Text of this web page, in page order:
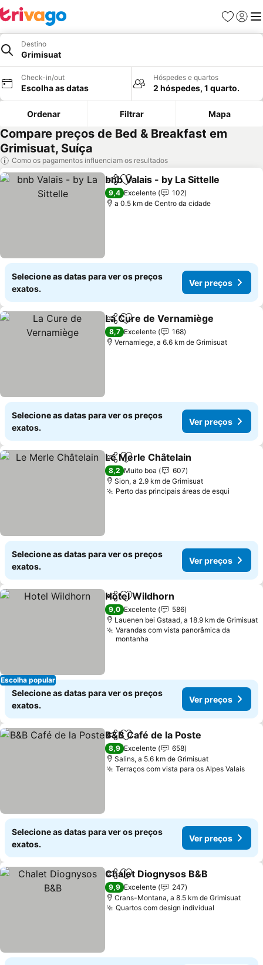
Favoritos
Iniciar
Destino
Grimisuat
Check-in/out
Escolha as datas
Hóspedes e quartos
2 hóspedes, 1 quarto.
Ordenar Filtrar Mapa
Compare preços de Bed & Breakfast em
Grimisuat, Suíça
Como os pagamentos influenciam os resultados
PartilharAdicionar aos favoritos
bnb Valais - by La Sittelle
9,4 Excelente
102
a 0.5 km de Centro da cidade
Selecione as datas para ver os preços
exatos.
Ver preços
PartilharAdicionar aos favoritos
La Cure de Vernamiège
8,7 Excelente
168
Vernamiege, a 6.6 km de Grimisuat
Selecione as datas para ver os preços
exatos.
Ver preços
PartilharAdicionar aos favoritos
Le Merle Châtelain
8,2 Muito boa
607
Sion, a 2.9 km de Grimisuat
Perto das principais áreas de esqui
Selecione as datas para ver os preços
exatos.
Ver preços
Escolha popular
PartilharAdicionar aos favoritos
Hotel Wildhorn
9,0 Excelente
586
Lauenen bei Gstaad, a 18.9 km de Grimisuat
Varandas com vista panorâmica da
montanha
Selecione as datas para ver os preços
exatos.
Ver preços
PartilharAdicionar aos favoritos
B&B Café de la Poste
8,9 Excelente
658
Salins, a 5.6 km de Grimisuat
Terraços com vista para os Alpes ValaisVer
Selecione as datas para ver os preços
exatos.
Ver preços
PartilharAdicionar aos favoritos
Chalet Diognysos B&B
9,9 Excelente
247
Crans-Montana, a 8.5 km de Grimisuat
Quartos com design individual